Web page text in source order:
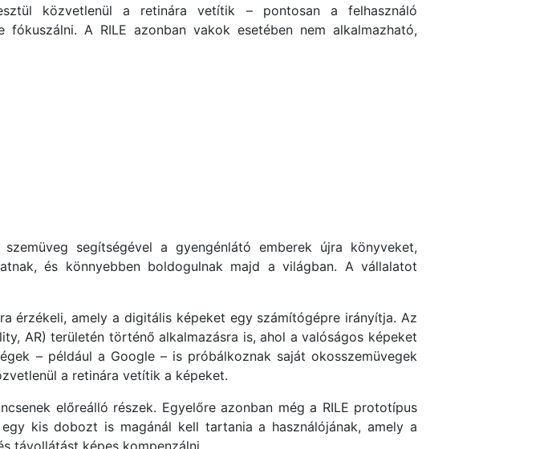
közvetlenül a retinára vetítik – pontosan a felhasználó
A RILE azonban vakok esetében nem alkalmazható,
segítségével a gyengénlátó emberek újra könyveket,
és könnyebben boldogulnak majd a világban. A vállalatot
érzékeli, amely a digitális képeket egy számítógépre irányítja. Az
AR) területén történő alkalmazásra is, ahol a valóságos képeket
– például a Google – is próbálkoznak saját okosszemüvegek
a retinára vetítik a képeket.
előreálló részek. Egyelőre azonban még a RILE prototípus
kis dobozt is magánál kell tartania a használójának, amely a